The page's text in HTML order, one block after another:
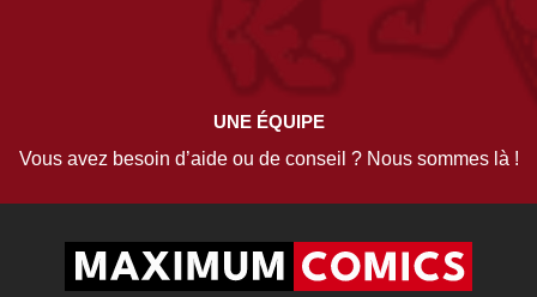
UNE ÉQUIPE
Vous avez besoin d’aide ou de conseil ? Nous sommes là !